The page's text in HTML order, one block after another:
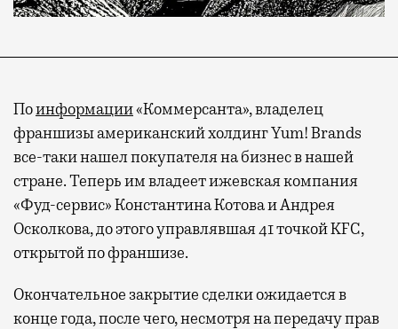
Поинформации«Коммерсанта», владелец
франшизы американский холдинг Yum! Brands
все-таки нашел покупателя на бизнес в нашей
стране. Теперь им владеет ижевская компания
«Фуд-сервис» Константина Котова и Андрея
Осколкова, до этого управлявшая 41 точкой KFC,
открытой по франшизе.
Окончательное закрытие сделки ожидается в
конце года, после чего, несмотря на передачу прав